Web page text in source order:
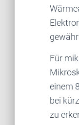
Für
einem
bei
zu